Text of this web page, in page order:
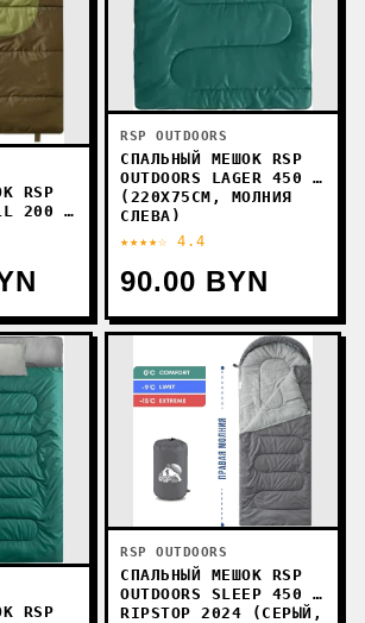
RSP
200 R
RSP OUTDOORS
СПАЛЬНЫЙ МЕШОК RSP
OUTDOORS LAGER 450 L
(220X75СМ, МОЛНИЯ
СЛЕВА)
★★★★☆ 4.4
90.00 BYN
RSP
RSP OUTDOORS
СПАЛЬНЫЙ МЕШОК RSP
OUTDOORS SLEEP 450 R
RIPSTOP 2024 (СЕРЫЙ,